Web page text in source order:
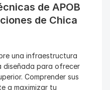
de APOB
de Chica
una infraestructura
diseñada para ofrecer
Comprender sus
a maximizar tu